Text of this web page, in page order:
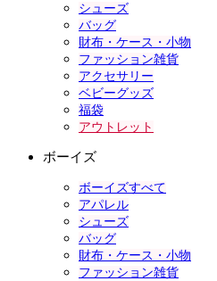
シューズ
バッグ
財布・ケース・小物
ファッション雑貨
アクセサリー
ベビーグッズ
福袋
アウトレット
ボーイズ
ボーイズすべて
アパレル
シューズ
バッグ
財布・ケース・小物
ファッション雑貨